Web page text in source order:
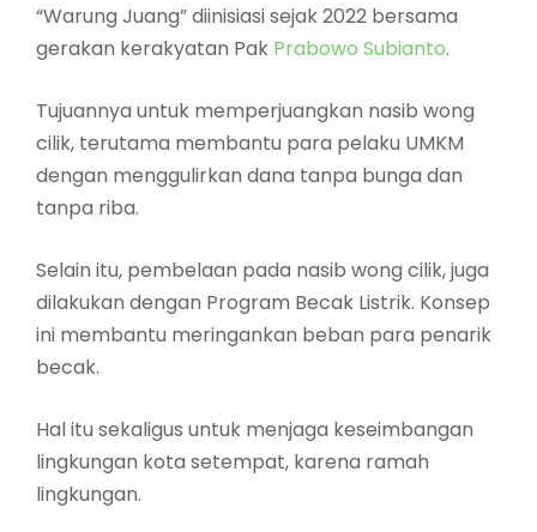
“Warung Juang” diinisiasi sejak 2022 bersama
gerakan kerakyatan Pak Prabowo Subianto.
Tujuannya untuk memperjuangkan nasib wong
cilik, terutama membantu para pelaku UMKM
dengan menggulirkan dana tanpa bunga dan
tanpa riba.
Selain itu, pembelaan pada nasib wong cilik, juga
dilakukan dengan Program Becak Listrik. Konsep
ini membantu meringankan beban para penarik
becak.
Hal itu sekaligus untuk menjaga keseimbangan
lingkungan kota setempat, karena ramah
lingkungan.